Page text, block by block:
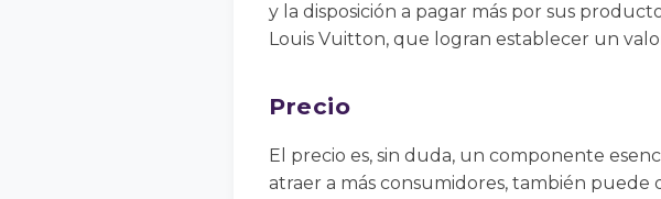
y la disposición a pagar más por sus
Louis Vuitton, que logran establecer un
Precio
El precio es, sin duda, un componente
atraer a más consumidores, también